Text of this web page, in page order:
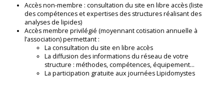
Accès non-membre : consultation du site en libre accès (liste
des compétences et expertises des structures réalisant des
analyses de lipides)
Accès membre privilégié (moyennant cotisation annuelle à
l’association) permettant :
La consultation du site en libre accès
La diffusion des informations du réseau de votre
structure : méthodes, compétences, équipement…
La participation gratuite aux journées Lipidomystes